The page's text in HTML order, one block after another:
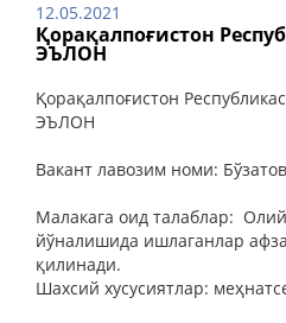
12.05.2021
Қорақалпоғистон
ЭЪЛОН
Қорақалпоғистон
ЭЪЛОН
Вакант лавозим номи:
Малакага оид талаблар:
йўналишида ишлаганлар
қилинади.
Шахсий хусусиятлар: